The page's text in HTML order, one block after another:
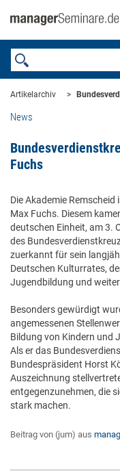
Artikelarchiv
News
Fuchs
Die Akademie
Max Fuchs. Diesem
deutschen Einheit, am 3.
des
zuerkannt für sein
Deutschen Kulturrates,
Jugendbildung und
Besonders gewürdigt
angemessenen
Bildung von Kindern und
Als er das
Bundespräsident Horst
Auszeichnung
entgegenzunehmen, die
stark machen.
Beitrag von (jum) aus